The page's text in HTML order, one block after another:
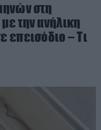
στη
την ανήλικη
επεισόδιο – Τι